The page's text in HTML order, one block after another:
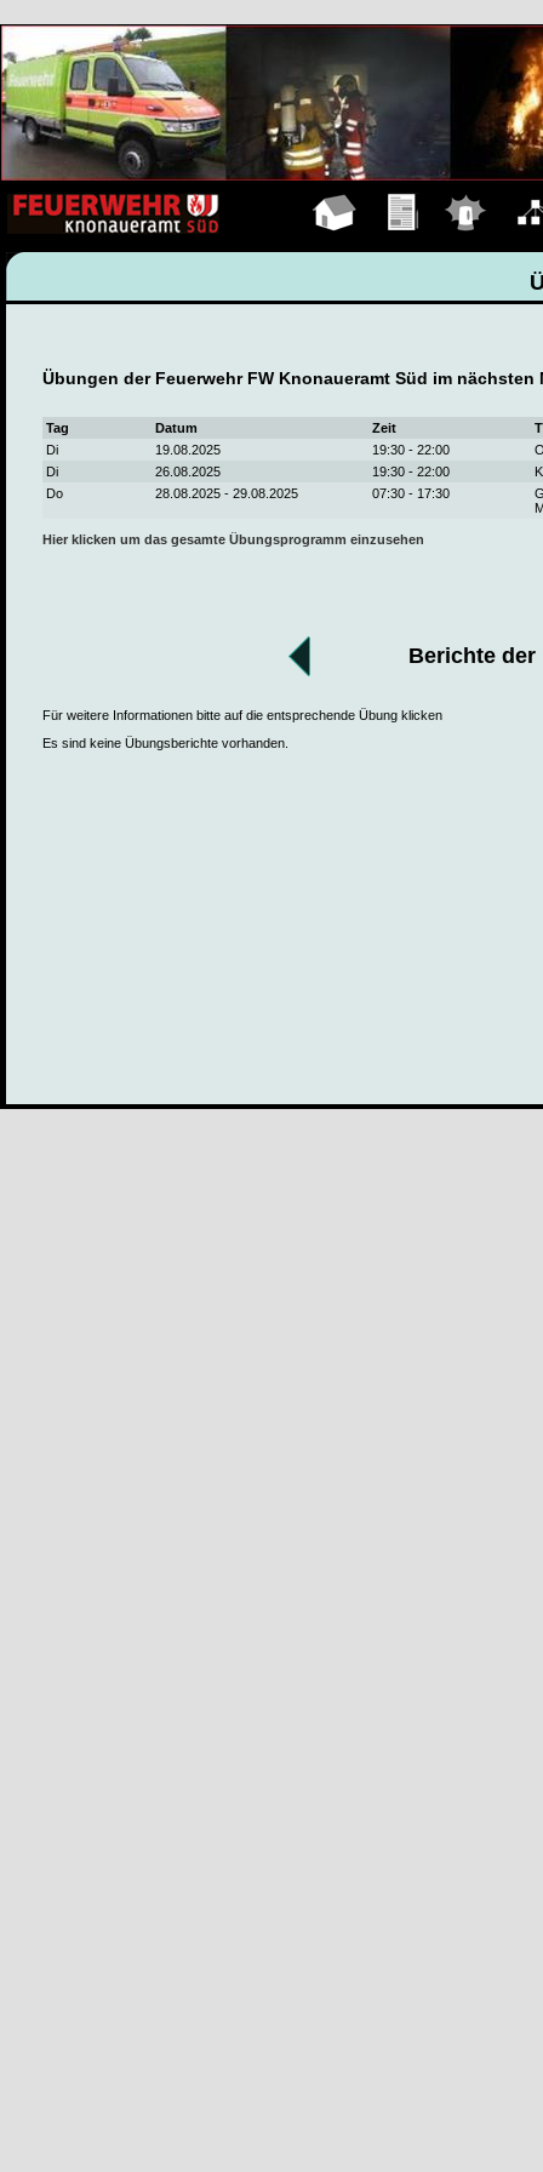
Übungen der Feuerwehr FW Knonaueramt Süd im nächsten
Tag Datum Zeit
Di
19.08.2025 19:30 - 22:00
Di
26.08.2025 19:30 - 22:00
Do
28.08.2025 - 29.08.2025 07:30 - 17:30
Hier klicken um das gesamte Übungsprogramm einzusehen
Berichte der
Für weitere Informationen bitte auf die entsprechende Übung klicken
Es sind keine Übungsberichte vorhanden.